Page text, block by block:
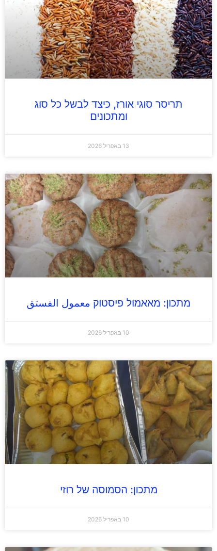
תריסר סוגי אורז, כיצד לבשל כל סוג
ומתכונים
13 באפריל 2026
מתכון: מאאמול פיסטוק معمول الفستق
10 באפריל 2026
מתכון: הסמוסה של רוזי
10 באפריל 2026